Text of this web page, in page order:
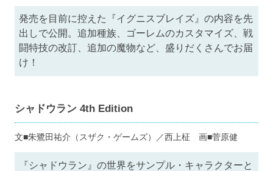
発売を目前に控えた『イグニスブレイズ』の内容を先
出しで公開。追加種族、ゴーレムのカスタマイズ、戦
闘特技の改訂、追加の魔物など、盛りだくさんでお届
け！
シャドウラン 4th Edition
文■朱鷺田祐介（スザク・ゲームズ）／西上柾 画■菅原健
『シャドウラン』の世界をサンプル・キャラクターと